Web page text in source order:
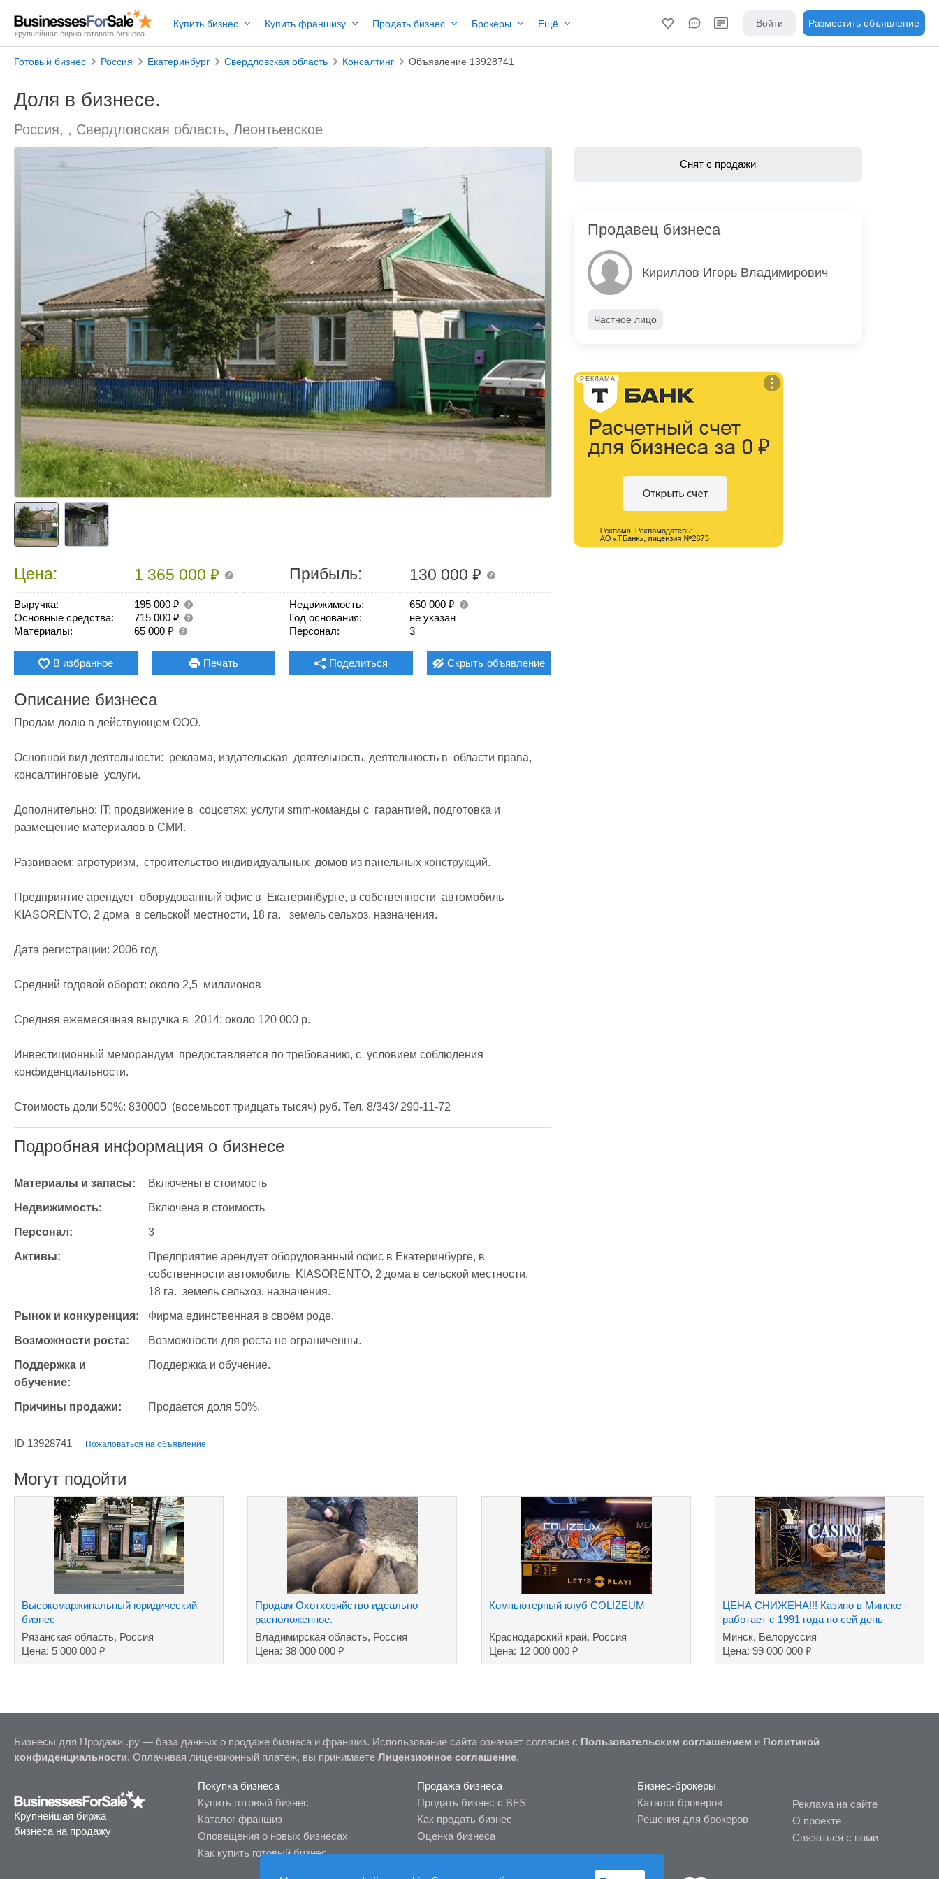
крупнейшая биржа готового бизнеса
Купить бизнес Купить франшизу Продать бизнес Брокеры Ещё Войти Разместить объявление
Готовый бизнес Россия Екатеринбург Свердловская область Консалтинг Объявление 13928741
Доля в бизнесе.
Россия, , Свердловская область, Леонтьевское
Цена: 1 365 000₽ Прибыль: 130 000 ₽
Выручка: 195 000₽
Основные средства: 715 000₽
Материалы: 65 000₽
Недвижимость: 650 000 ₽
Год основания:
не указан
Персонал:
3
В избранное Печать Поделиться Скрыть объявление
Описание бизнеса
Продам долю в действующем ООО.
Основной вид деятельности:  реклама, издательская  деятельность, деятельность в  области права,
консалтинговые  услуги.
Дополнительно: IT; продвижение в  соцсетях; услуги smm-команды с  гарантией, подготовка и
размещение материалов в СМИ.
Развиваем: агротуризм,  строительство индивидуальных  домов из панельных конструкций.
Предприятие арендует  оборудованный офис в  Екатеринбурге, в собственности  автомобиль
KIASORENTO, 2 дома  в сельской местности, 18 га.   земель сельхоз. назначения.
Дата регистрации: 2006 год.
Средний годовой оборот: около 2,5  миллионов
Средняя ежемесячная выручка в  2014: около 120 000 р.
Инвестиционный меморандум  предоставляется по требованию, с  условием соблюдения
конфиденциальности.
Стоимость доли 50%: 830000  (восемьсот тридцать тысяч) руб. Тел. 8/343/ 290-11-72
Подробная информация о бизнесе
Материалы и запасы: Включены в стоимость
Недвижимость: Включена в стоимость
Персонал: 3
Активы:
Предприятие арендует оборудованный офис в Екатеринбурге, в
собственности автомобиль  KIASORENTO, 2 дома в сельской местности,
18 га.  земель сельхоз. назначения.
Рынок и конкуренция: Фирма единственная в своём роде.
Возможности роста: Возможности для роста не ограниченны.
Поддержка и
обучение:
Поддержка и обучение.
Причины продажи: Продается доля 50%.
Снят с продажи
Продавец бизнеса
Кириллов Игорь Владимирович
Частное лицо
РЕКЛАМА
ID 13928741 Пожаловаться на объявление
Могут подойти
Высокомаржинальный юридический
бизнес
Рязанская область, Россия
Цена: 5 000 000 ₽
Продам Охотхозяйство идеально
расположенное.
Владимирская область, Россия
Цена: 38 000 000₽
Компьютерный клуб COLIZEUM
Краснодарский край, Россия
Цена: 12 000 000 ₽
ЦЕНА СНИЖЕНА!!! Казино в Минске -
работает с 1991 года по сей день
Минск, Белоруссия
Цена: 99 000 000₽
Бизнесы для Продажи .ру — база данных о продаже бизнеса и франшиз. Использование сайта означает согласие с Пользовательским соглашением и Политикой
конфиденциальности. Оплачивая лицензионный платеж, вы принимаете Лицензионное соглашение.
Крупнейшая биржа
бизнеса на продажу
Покупка бизнеса
Купить готовый бизнес
Каталог франшиз
Оповещения о новых бизнесах
Как купить готовый бизнес
Продажа бизнеса
Продать бизнес с BFS
Как продать бизнес
Оценка бизнеса
Бизнес-брокеры
Каталог брокеров
Решения для брокеров
Реклама на сайте
О проекте
Связаться с нами